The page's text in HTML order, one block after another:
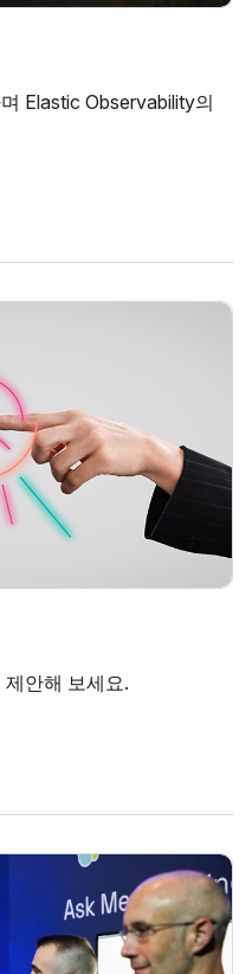
Elastic Observability의
안해 보세요.